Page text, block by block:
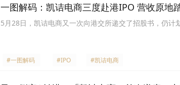
一图解码：凯诘电商三度赴港IPO 营收原地
5月28日，凯诘电商又一次向港交所递交了招股书，仍计
#一图解码 #IPO #凯诘电商